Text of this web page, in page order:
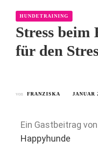
HUNDETRAINING
Stress beim
für den
von FRANZISKA JANUAR
Ein Gastbeitrag
Happyhunde